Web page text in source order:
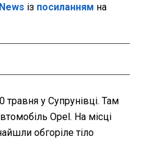
із посиланням на
травня у Супрунівці. Там
Opel. На місці
обгоріле тіло